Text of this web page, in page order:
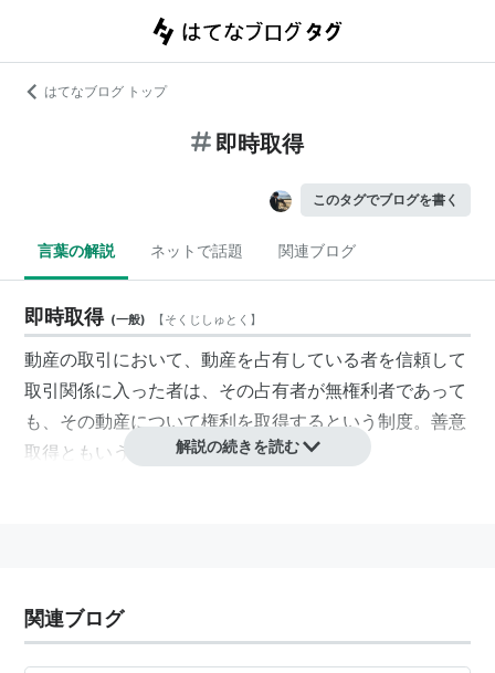
はてなブログ トップ
即時取得
このタグでブログを書く
言葉の解説 ネットで話題 関連ブログ
即時取得 (一般) 【そくじしゅとく 】
動産の取引において、動産を占有している者を信頼して
取引関係に入った者は、その占有者が無権利者であって
も、その動産について権利を取得するという制度。善意
取得ともいう。（
民法第192条）
解説の続きを読む
関連ブログ